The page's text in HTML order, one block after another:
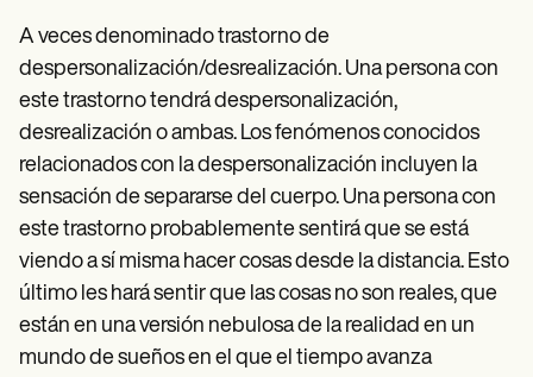
A veces denominado trastorno de
despersonalización/desrealización. Una persona con
este trastorno tendrá despersonalización,
desrealización o ambas. Los fenómenos conocidos
relacionados con la despersonalización incluyen la
sensación de separarse del cuerpo. Una persona con
este trastorno probablemente sentirá que se está
viendo a sí misma hacer cosas desde la distancia. Esto
último les hará sentir que las cosas no son reales, que
están en una versión nebulosa de la realidad en un
mundo de sueños en el que el tiempo avanza